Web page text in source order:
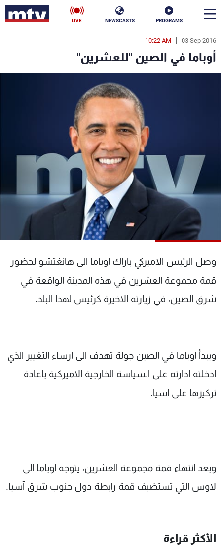
PROGRAMS
NEWSCASTS
LIVE
03 Sep 2016
10:22 AM
أوباما في الصين "للعشرين"
وصل الرئيس الاميركي باراك اوباما الى هانغتشو لحضور
قمة مجموعة العشرين في هذه المدينة الواقعة في
شرق الصين، في زيارته الاخيرة كرئيس لهذا البلد.
ويبدأ اوباما في الصين جولة تهدف الى ارساء التغيير الذي
ادخلته ادارته على السياسة الخارجية الاميركية باعادة
تركيزها على اسيا.
وبعد انتهاء قمة مجموعة العشرين، يتوجه اوباما الى
لاوس التي تستضيف قمة رابطة دول جنوب شرق آسيا.
الأكثر قراءة
en
الأخبار
ناس
رياضة
كأس العالم
البرامج
جدول البرامج
شاهد البرامج
الترددات
عن MTV
لاعلاناتكم
وظائف
تواصل معنا
شروط الإسـتخدام